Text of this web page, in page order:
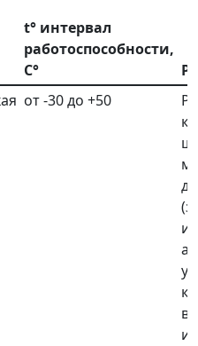
t° интервал
работоспособности,
С°
от -30 до +50